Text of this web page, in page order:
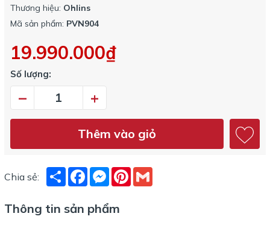
Thương hiệu: Ohlins
Mã sản phẩm: PVN904
19.990.000₫
Số lượng:
– +
Thêm vào giỏ
Chia sẻ: ShareFacebookMessenger
Pinterest
Thông tin sản phẩm